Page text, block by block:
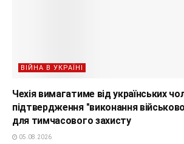
ВІЙНА В УКРАЇНІ
Чехія вимагатиме від українських
підтвердження "виконання
для тимчасового захисту
05.08.2026